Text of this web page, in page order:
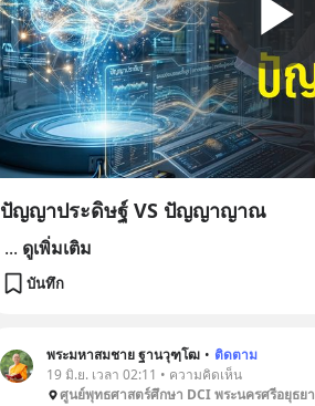
ปัญญาประดิษฐ์ VS ปัญญาญาณ
... ดูเพิ่มเติม
บันทึก
พระมหาสมชาย ฐานวุฑฺโฒ • ติดตาม
19 มิ.ย. เวลา 02:11 • ความคิดเห็น
ศูนย์พุทธศาสตร์ศึกษา DCI พระนครศรีอยุธยา